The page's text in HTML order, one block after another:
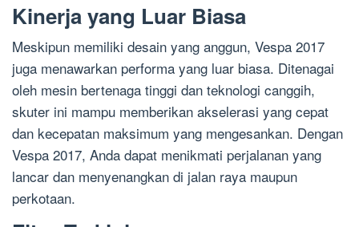
Kinerja yang Luar Biasa
Meskipun memiliki desain yang anggun, Vespa 2017
juga menawarkan performa yang luar biasa. Ditenagai
oleh mesin bertenaga tinggi dan teknologi canggih,
skuter ini mampu memberikan akselerasi yang cepat
dan kecepatan maksimum yang mengesankan. Dengan
Vespa 2017, Anda dapat menikmati perjalanan yang
lancar dan menyenangkan di jalan raya maupun
perkotaan.